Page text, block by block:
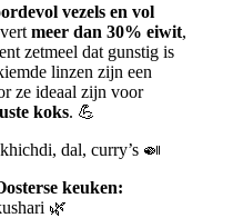
vezels en vol
meer dan 30% eiwit,
zetmeel dat gunstig is
linzen zijn een
ze ideaal zijn voor
koks. 💪
khichdi, dal, curry’s 🍛
keuken:
🌿